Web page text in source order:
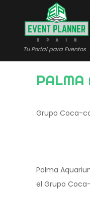
contenido
principal
Tu Portal para Eventos
Grupo Coca-
Palma
el Grupo